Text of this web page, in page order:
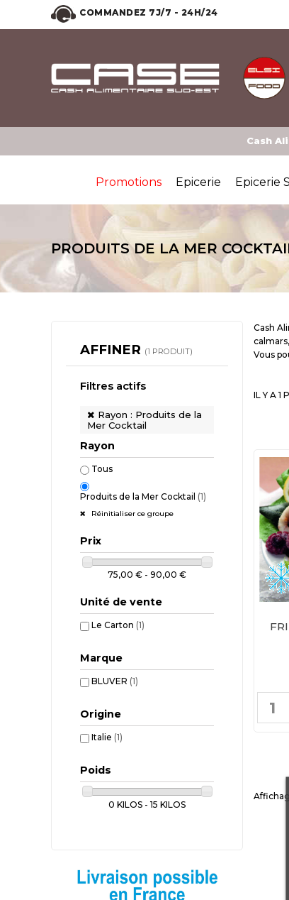
COMMANDEZ 7J/7 - 24H/24
Cash
Promotions Epicerie Epicerie
PRODUITS DE LA MER
AFFINER (1 PRODUIT)
Filtres actifs
Rayon : Produits de la
Mer Cocktail
Rayon
Tous
Produits de la Mer Cocktail (1)
Réinitialiser ce groupe
Prix
75,00 € - 90,00 €
Unité de vente
Le Carton (1)
Marque
BLUVER (1)
Origine
Italie (1)
Poids
0 KILOS - 15 KILOS
Cash
Vous
IL Y A 1